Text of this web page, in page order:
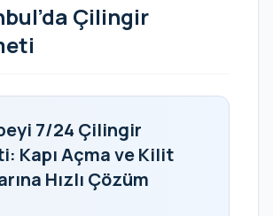
Çilingir
7/24 Çilingir
Kapı Açma ve Kilit
Hızlı Çözüm